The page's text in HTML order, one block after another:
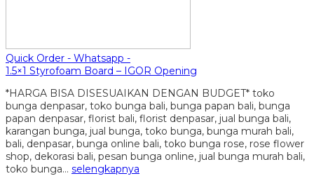
Quick Order - Whatsapp -
1.5×1 Styrofoam Board – IGOR Opening
*HARGA BISA DISESUAIKAN DENGAN BUDGET* toko
bunga denpasar, toko bunga bali, bunga papan bali, bunga
papan denpasar, florist bali, florist denpasar, jual bunga bali,
karangan bunga, jual bunga, toko bunga, bunga murah bali,
bali, denpasar, bunga online bali, toko bunga rose, rose flower
shop, dekorasi bali, pesan bunga online, jual bunga murah bali,
toko bunga… selengkapnya